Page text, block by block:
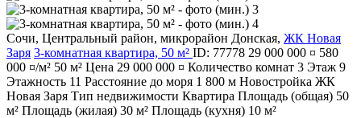
Сочи, Центральный район, микрорайон Донская, ЖК Новая
Заря 3-комнатная квартира, 50 м² ID: 77778 29 000 000 ¤ 580
000 ¤/м² 50 м² Цена 29 000 000 ¤ Количество комнат 3 Этаж 9
Этажность 11 Расстояние до моря 1 800 м Новостройка ЖК
Новая Заря Тип недвижимости Квартира Площадь (общая) 50
м² Площадь (жилая) 30 м² Площадь (кухня) 10 м²